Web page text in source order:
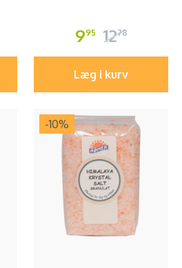
995 1278
Læg i kurv
-10%